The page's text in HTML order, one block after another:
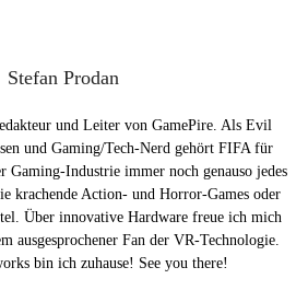
Stefan Prodan
und Leiter von GamePire. Als Evil
und Gaming/Tech-Nerd gehört FIFA für
Gaming-Industrie immer noch genauso jedes
krachende Action- und Horror-Games oder
Über innovative Hardware freue ich mich
ausgesprochener Fan der VR-Technologie.
bin ich zuhause! See you there!